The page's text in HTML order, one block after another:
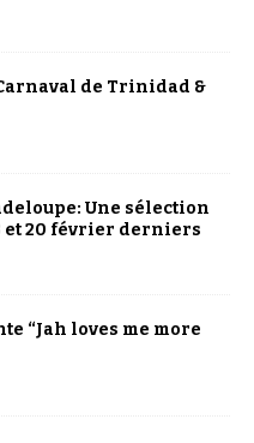
de Trinidad &
Une sélection
et 20 février derniers
“Jah loves me more